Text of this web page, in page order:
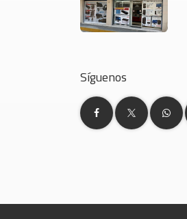
Síguenos